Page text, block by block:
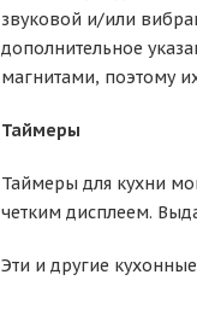
звуковой и/или
дополнительное
магнитами, поэтому
Таймеры
Таймеры для кухни
четким дисплеем.
Эти и другие